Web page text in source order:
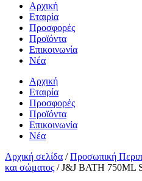
Αρχική
Εταιρία
Προσφορές
Προϊόντα
Επικοινωνία
Νέα
Αρχική
Εταιρία
Προσφορές
Προϊόντα
Επικοινωνία
Νέα
Αρχική σελίδα /Προσωπική
και σώματος / J&J BATH 750ML